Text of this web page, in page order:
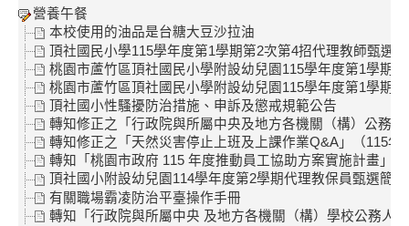
營養午餐
本校使用的油品是台糖大豆沙拉油
頂社國民小學115學年度第1學期第2次第4招代理教師甄選
桃園市蘆竹區頂社國民小學附設幼兒園115學年度第1學期
桃園市蘆竹區頂社國民小學附設幼兒園115學年度第1學期
頂社國小性騷擾防治措施、申訴及懲戒規範公告
轉知修正之「行政院與所屬中央及地方各機關（構）公務
轉知修正之「天然災害停止上班及上課作業Q&A」（115
轉知「桃園市政府 115 年度推動員工協助方案實施計畫」
頂社國小附設幼兒園114學年度第2學期代理教保員甄選簡
有關職場霸凌防治平臺操作手冊
轉知「行政院與所屬中央 及地方各機關（構）學校公務人